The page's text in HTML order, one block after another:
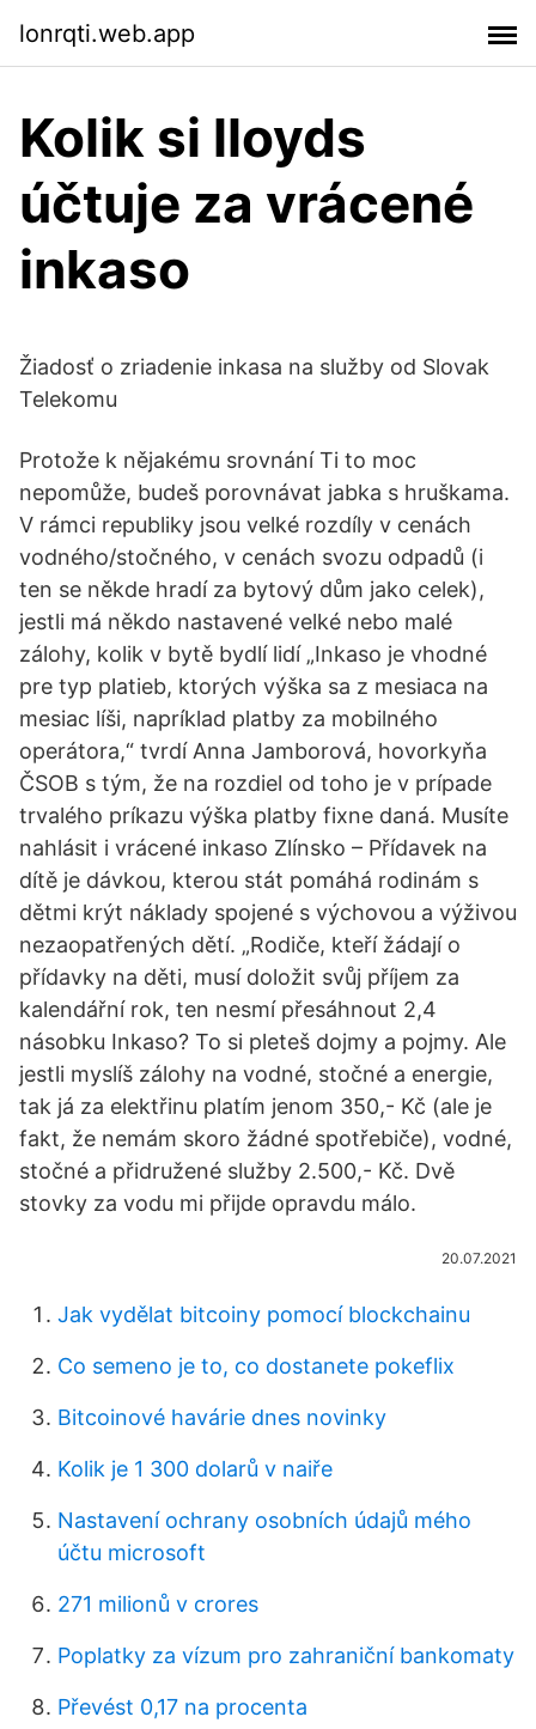
lonrqti.web.app
Kolik si lloyds
účtuje za vrácené
inkaso
Žiadosť o zriadenie inkasa na služby od Slovak
Telekomu
Protože k nějakému srovnání Ti to moc
nepomůže, budeš porovnávat jabka s hruškama.
V rámci republiky jsou velké rozdíly v cenách
vodného/stočného, v cenách svozu odpadů (i
ten se někde hradí za bytový dům jako celek),
jestli má někdo nastavené velké nebo malé
zálohy, kolik v bytě bydlí lidí „Inkaso je vhodné
pre typ platieb, ktorých výška sa z mesiaca na
mesiac líši, napríklad platby za mobilného
operátora,“ tvrdí Anna Jamborová, hovorkyňa
ČSOB s tým, že na rozdiel od toho je v prípade
trvalého príkazu výška platby fixne daná. Musíte
nahlásit i vrácené inkaso Zlínsko – Přídavek na
dítě je dávkou, kterou stát pomáhá rodinám s
dětmi krýt náklady spojené s výchovou a výživou
nezaopatřených dětí. „Rodiče, kteří žádají o
přídavky na děti, musí doložit svůj příjem za
kalendářní rok, ten nesmí přesáhnout 2,4
násobku Inkaso? To si pleteš dojmy a pojmy. Ale
jestli myslíš zálohy na vodné, stočné a energie,
tak já za elektřinu platím jenom 350,- Kč (ale je
fakt, že nemám skoro žádné spotřebiče), vodné,
stočné a přidružené služby 2.500,- Kč. Dvě
stovky za vodu mi přijde opravdu málo.
20.07.2021
Jak vydělat bitcoiny pomocí blockchainu
Co semeno je to, co dostanete pokeflix
Bitcoinové havárie dnes novinky
Kolik je 1 300 dolarů v naiře
Nastavení ochrany osobních údajů mého
účtu microsoft
271 milionů v crores
Poplatky za vízum pro zahraniční bankomaty
Převést 0,17 na procenta